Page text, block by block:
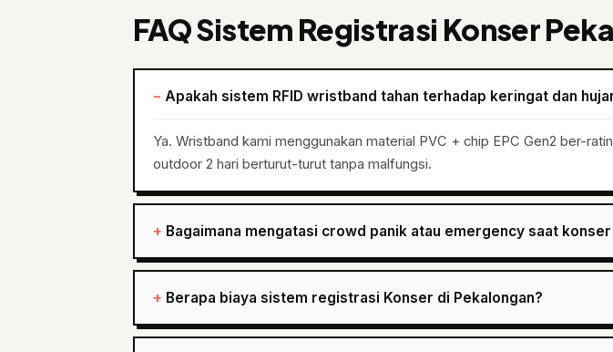
FAQ Sistem Registrasi Konser
Apakah sistem RFID wristband tahan terhadap keringat dan
Ya. Wristband kami menggunakan material PVC + chip EPC Gen2 ber-
outdoor 2 hari berturut-turut tanpa malfungsi.
Bagaimana mengatasi crowd panik atau emergency saat
Berapa biaya sistem registrasi Konser di Pekalongan?